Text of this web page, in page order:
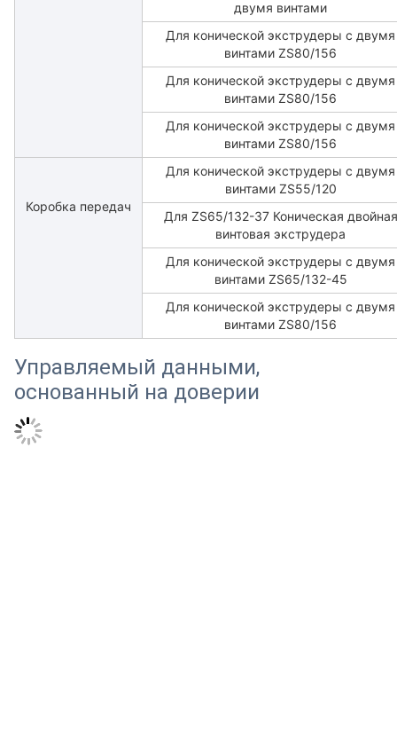
двумя винтами
Для конической экструдеры с двумя
винтами ZS80/156
Для конической экструдеры с двумя
винтами ZS80/156
Для конической экструдеры с двумя
винтами ZS80/156
Коробка передач
Для конической экструдеры с двумя
винтами ZS55/120
Для ZS65/132-37 Коническая двойная
винтовая экструдера
Для конической экструдеры с двумя
винтами ZS65/132-45
Для конической экструдеры с двумя
винтами ZS80/156
Управляемый данными,
основанный на доверии